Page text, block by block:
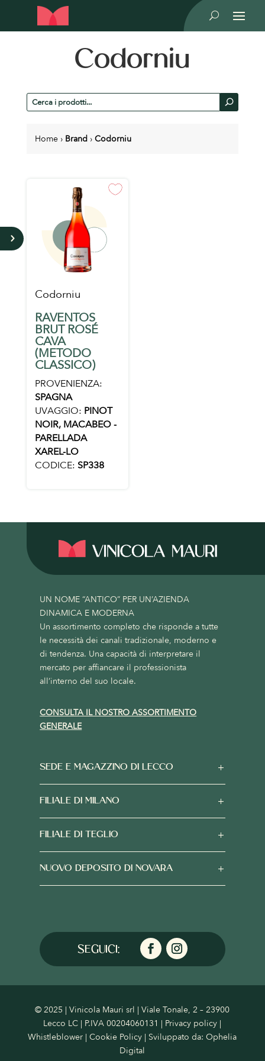
U
Codorniu
Cerca
prodotti
U
Home › Brand › Codorniu
5
Codorniu
RAVENTOS
BRUT ROSÉ
CAVA
(METODO
CLASSICO)
PROVENIENZA:
SPAGNA
UVAGGIO: PINOT
NOIR, MACABEO -
PARELLADA 
XAREL-LO
CODICE: SP338
UN NOME “ANTICO” PER UN’AZIENDA
DINAMICA E MODERNA
Un assortimento completo che risponde a tutte
le necessità dei canali tradizionale, moderno e
di tendenza. Una capacità di interpretare il
mercato per affiancare il professionista
all’interno del suo locale.
CONSULTA IL NOSTRO ASSORTIMENTO
GENERALE
SEDE E MAGAZZINO DI LECCO
FILIALE DI MILANO
FILIALE DI TEGLIO
NUOVO DEPOSITO DI NOVARA
© 2025 | Vinicola Mauri srl | Viale Tonale, 2 – 23900
Lecco LC | P.IVA 00204060131 | Privacy policy |
Whistleblower |Cookie Policy | Sviluppato da:Ophelia
Digital